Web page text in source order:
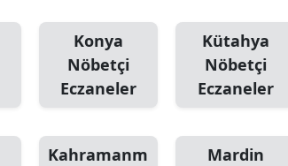
Konya
Nöbetçi
Eczaneler
Kütahya
Nöbetçi
Eczaneler
Kahramanm
Mardin